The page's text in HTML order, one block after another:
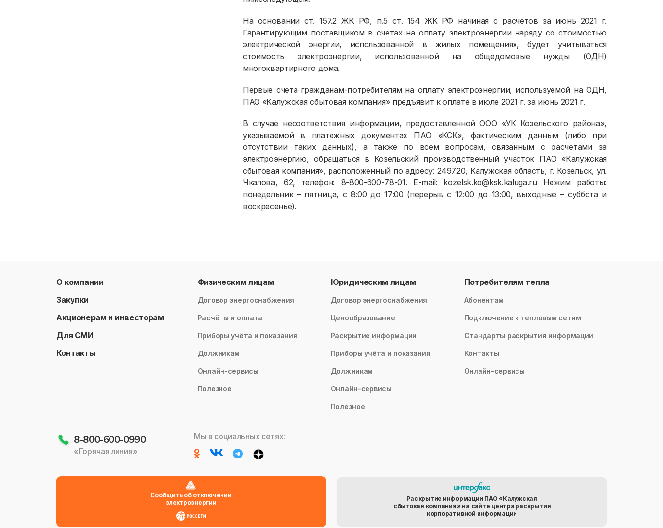
На основании ст. 157.2 ЖК РФ, п.5 ст. 154 ЖК РФ начиная с расчетов за июнь 2021 г.
Гарантирующим поставщиком в счетах на оплату электроэнергии наряду со стоимостью
электрической энергии, использованной в жилых помещениях, будет учитываться
стоимость электроэнергии, использованной на общедомовые нужды (ОДН)
многоквартирного дома.
Первые счета гражданам-потребителям на оплату электроэнергии, используемой на ОДН,
ПАО «Калужская сбытовая компания» предъявит к оплате в июле 2021 г. за июнь 2021 г.
В случае несоответствия информации, предоставленной ООО «УК Козельского района»,
указываемой в платежных документах ПАО «КСК», фактическим данным (либо при
отсутствии таких данных), а также по всем вопросам, связанным с расчетами за
электроэнергию, обращаться в Козельский производственный участок ПАО «Калужская
сбытовая компания», расположенный по адресу: 249720, Калужская область, г. Козельск, ул.
Чкалова, 62, телефон: 8-800-600-78-01. E-mail: kozelsk.ko@ksk.kaluga.ru Hежим работы:
понедельник – пятница, с 8:00 до 17:00 (перерыв с 12:00 до 13:00, выходные – суббота и
воскресенье).
О компании
Закупки
Акционерам и инвесторам
Для СМИ
Контакты
Физическим лицам
Договор энергоснабжения
Расчёты и оплата
Приборы учёта и показания
Должникам
Онлайн-сервисы
Полезное
Юридическим лицам
Договор энергоснабжения
Ценообразование
Раскрытие информации
Приборы учёта и показания
Должникам
Онлайн-сервисы
Полезное
Потребителям тепла
Абонентам
Подключение к тепловым сетям
Стандарты раскрытия информации
Контакты
Онлайн-сервисы
8-800-600-0990
«Горячая линия»
Мы в социальных сетях:
Сообщить об отключении
электроэнергии
Раскрытие информации ПАО «Калужская
сбытовая компания» на сайте центра раскрытия
корпоративной информации